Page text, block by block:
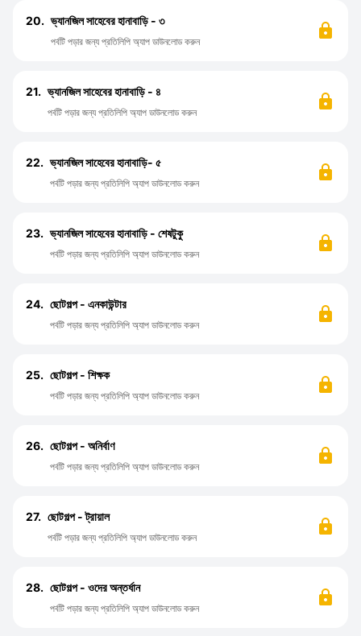
20. ভ্যানজিল সাহেবের হানাবাড়ি - ৩
পর্বটি পড়ার জন্য প্রতিলিপি অ্যাপ ডাউনলোড করুন
21. ভ্যানজিল সাহেবের হানাবাড়ি - ৪
পর্বটি পড়ার জন্য প্রতিলিপি অ্যাপ ডাউনলোড করুন
22. ভ্যানজিল সাহেবের হানাবাড়ি- ৫
পর্বটি পড়ার জন্য প্রতিলিপি অ্যাপ ডাউনলোড করুন
23. ভ্যানজিল সাহেবের হানাবাড়ি - শেষটুকু
পর্বটি পড়ার জন্য প্রতিলিপি অ্যাপ ডাউনলোড করুন
24. ছোটগল্প - এনকাউন্টার
পর্বটি পড়ার জন্য প্রতিলিপি অ্যাপ ডাউনলোড করুন
25. ছোটগল্প - শিক্ষক
পর্বটি পড়ার জন্য প্রতিলিপি অ্যাপ ডাউনলোড করুন
26. ছোটগল্প - অনির্বাণ
পর্বটি পড়ার জন্য প্রতিলিপি অ্যাপ ডাউনলোড করুন
27. ছোটগল্প - ট্রায়াল
পর্বটি পড়ার জন্য প্রতিলিপি অ্যাপ ডাউনলোড করুন
28. ছোটগল্প - ওদের অন্তর্ধান
পর্বটি পড়ার জন্য প্রতিলিপি অ্যাপ ডাউনলোড করুন